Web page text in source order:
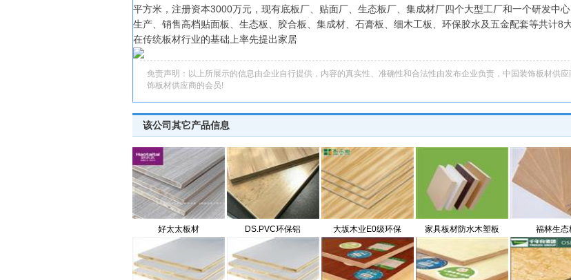
平方米，注册资本3000万元，现有底板厂、贴面厂、生态板厂、集成材厂四个大型工厂和一个研发中
生产、销售高档贴面板、生态板、胶合板、集成材、石膏板、细木工板、环保胶水及五金配套等共计8
在传统板材行业的基础上率先提出家居
免责声明：以上所展示的信息由企业自行提供，内容的真实性、准确性和合法性由发布企业负责，中国装饰板材供
饰板材供应商的会员!
该公司其它产品信息
好太太板材 DS.PVC环保铝 大坂木业E0级环保 家具板材防水木塑板 福林生态